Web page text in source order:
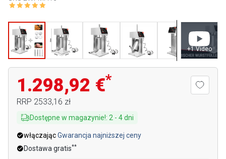
+1 Video
1.298,92 €*
RRP 2533,16 zł
Dostępne w magazynie!: 2 - 4dni
włączającGwarancja najniższej ceny
Dostawa gratis**